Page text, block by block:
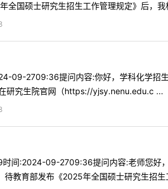
全国硕士研究生招生工作管理规定》后，
09-2709:36提问内容:你好，学科化学招
研究生院官网（https://yjsy.nenu.edu.c ...
间:2024-09-2709:36提问内容:老师您好
教育部发布《2025年全国硕士研究生招